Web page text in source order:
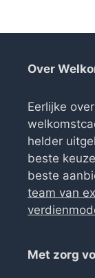
Over
Eerlijke
helder
beste
beste
team van
Met zorg